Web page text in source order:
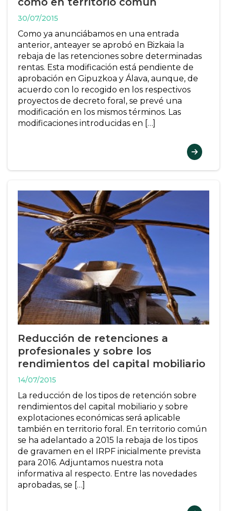
30/07/2015
Como ya anunciábamos en una entrada
anterior, anteayer se aprobó en Bizkaia la
rebaja de las retenciones sobre determinadas
rentas. Esta modificación está pendiente de
aprobación en Gipuzkoa y Álava, aunque, de
acuerdo con lo recogido en los respectivos
proyectos de decreto foral, se prevé una
modificación en los mismos términos. Las
modificaciones introducidas en […]
Reducción de retenciones a
profesionales y sobre los
rendimientos del capital mobiliario
14/07/2015
La reducción de los tipos de retención sobre
rendimientos del capital mobiliario y sobre
explotaciones económicas será aplicable
también en territorio foral. En territorio común
se ha adelantado a 2015 la rebaja de los tipos
de gravamen en el IRPF inicialmente prevista
para 2016. Adjuntamos nuestra nota
informativa al respecto. Entre las novedades
aprobadas, se […]